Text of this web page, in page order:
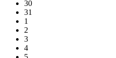
30
31
1
2
3
4